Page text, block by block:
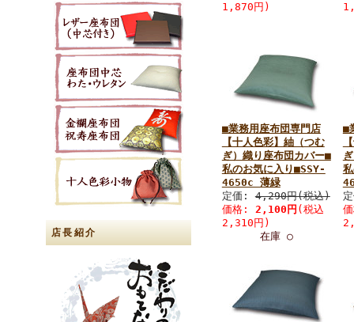
店長紹介
1,870円)
■業務用座布団専門店
【十人色彩】紬（つむ
ぎ）織り座布団カバー■
私のお気に入り■SSY-
4650c 薄緑
定価:4,290円(税込)
価格: 2,100円 (税込
2,310円)
在庫 ○
■